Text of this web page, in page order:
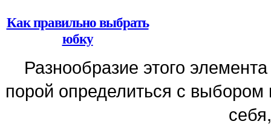
Как правильно выбрать
юбку
Разнообразие этого
порой определиться с